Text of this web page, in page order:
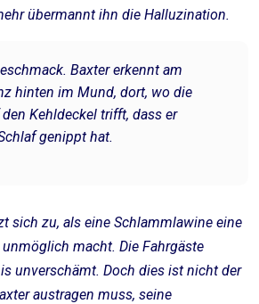
übermannt ihn die Halluzination.
Baxter erkennt am
hinten im Mund, dort, wo die
Kehldeckel trifft, dass er
genippt hat.
sich zu, als eine Schlammlawine eine
macht. Die Fahrgäste
unverschämt. Doch dies ist nicht der
austragen muss, seine